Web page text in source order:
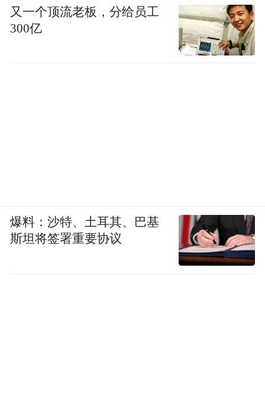
又一个顶流老板，分给员工
300亿
爆料：沙特、土耳其、巴基
斯坦将签署重要协议